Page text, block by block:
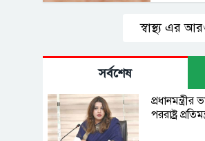
স্বাস্থ্য এর
সর্বশেষ
পররাষ্ট্র